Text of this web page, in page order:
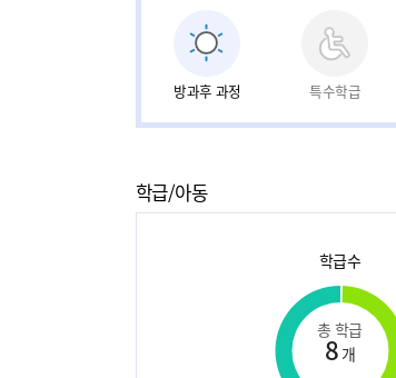
방과후 과정 특수학급
학급/아동
학급수
총 학급
8 개